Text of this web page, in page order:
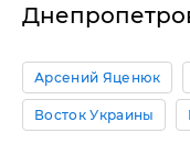
Арсений Яценюк
Восток Украины